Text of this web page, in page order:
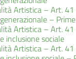
Artistica – Art. 41
–
Artistica – Art. 41
inclusione sociale
Artistica – Art. 41